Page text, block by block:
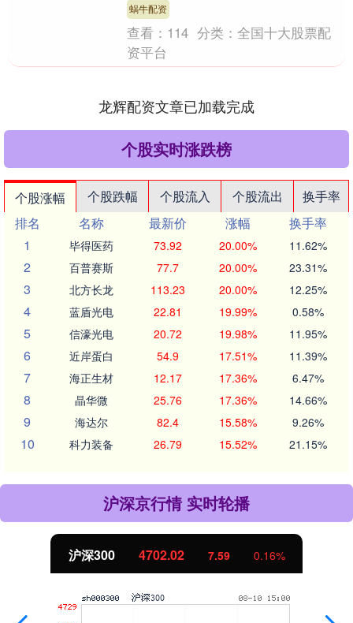
一瓶净肌润....
蜗牛配资
查看： 114 分类：全国十大股票配
资平台
龙辉配资文章已加载完成
个股实时涨跌榜
个股涨幅 个股跌幅 个股流入 个股流出
换手率
排名
名称 最新价 涨幅
换手率
1
毕得医药 73.92 20.00% 11.62%
2 百普赛斯 77.7 20.00% 23.31%
3 北方长龙 113.23 20.00% 12.25%
4 蓝盾光电 22.81 19.99% 0.58%
5 信濠光电 20.72 19.98% 11.95%
6 近岸蛋白 54.9 17.51% 11.39%
7 海正生材 12.17 17.36% 6.47%
8 晶华微 25.76 17.36% 14.66%
9 海达尔 82.4 15.58% 9.26%
10 科力装备 26.79 15.52% 21.15%
沪深京行情 实时轮播
沪深300 4702.02 7.59 0.16%